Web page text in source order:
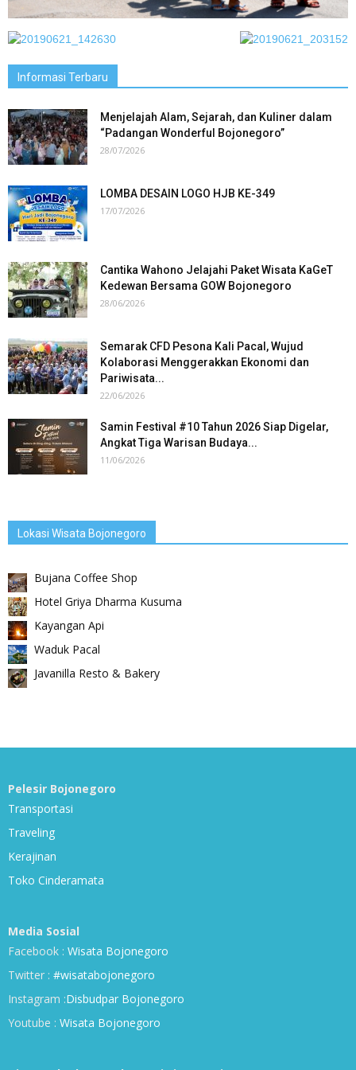
Informasi Terbaru
Menjelajah Alam, Sejarah, dan Kuliner dalam
“Padangan Wonderful Bojonegoro”
28/07/2026
LOMBA DESAIN LOGO HJB KE-349
17/07/2026
Cantika Wahono Jelajahi Paket Wisata KaGeT
Kedewan Bersama GOW Bojonegoro
28/06/2026
Semarak CFD Pesona Kali Pacal, Wujud
Kolaborasi Menggerakkan Ekonomi dan
Pariwisata...
22/06/2026
Samin Festival #10 Tahun 2026 Siap Digelar,
Angkat Tiga Warisan Budaya...
11/06/2026
Lokasi Wisata Bojonegoro
Bujana Coffee Shop
Hotel Griya Dharma Kusuma
Kayangan Api
Waduk Pacal
Javanilla Resto & Bakery
Pelesir Bojonegoro
Transportasi
Traveling
Kerajinan
Toko Cinderamata
Media Sosial
Facebook : Wisata Bojonegoro
Twitter : #wisatabojonegoro
Instagram :Disbudpar Bojonegoro
Youtube : Wisata Bojonegoro